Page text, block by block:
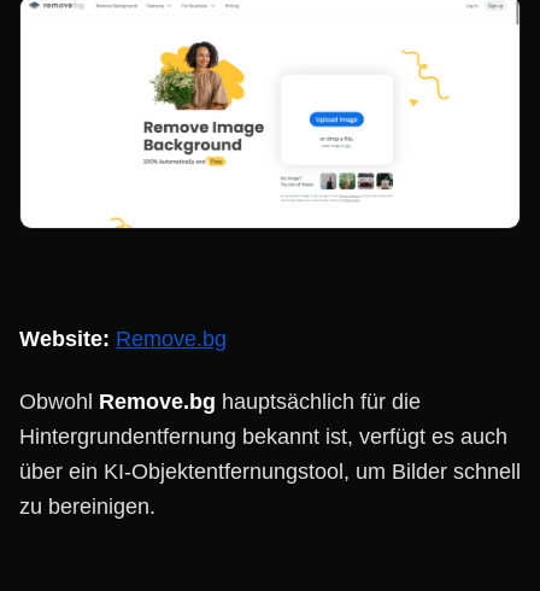
Website: Remove.bg
Obwohl Remove.bg hauptsächlich für die
Hintergrundentfernung bekannt ist, verfügt es auch
über ein KI-Objektentfernungstool, um Bilder schnell
zu bereinigen.